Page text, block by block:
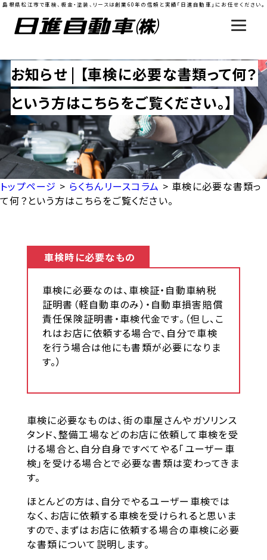
島根県松江市で車検、板金・塗装、リースは創業60年の信頼と実績「日進自動車」にお任せください。
お知らせ | 【車検に必要な書類って何？
という方はこちらをご覧ください。】
トップページ > らくちんリースコラム > 車検に必要な書類っ
て何？という方はこちらをご覧ください。
車検時に必要なもの
車検に必要なのは、車検証・自動車納税
証明書（軽自動車のみ）・自動車損害賠償
責任保険証明書・車検代金です。（但し、こ
れはお店に依頼する場合で、自分で車検
を行う場合は他にも書類が必要になりま
す。）
車検に必要なものは、街の車屋さんやガソリンス
タンド、整備工場などのお店に依頼して車検を受
ける場合と、自分自身ですべてやる「ユーザー車
検」を受ける場合とで必要な書類は変わってきま
す。
ほとんどの方は、自分でやるユーザー車検では
なく、お店に依頼する車検を受けられると思いま
すので、まずはお店に依頼する場合の車検に必要
な書類について説明します。